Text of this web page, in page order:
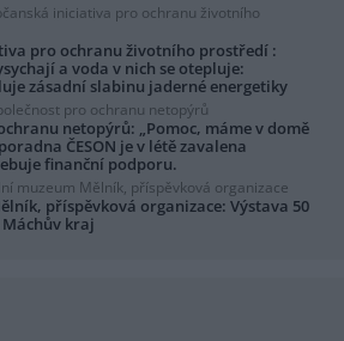
iniciativa pro ochranu životního
pro ochranu životního prostředí :
a voda v nich se otepluje:
zásadní slabinu jaderné energetiky
pro ochranu netopýrů
netopýrů: „Pomoc, máme v domě
ČESON je v létě zavalena
finanční podporu.
muzeum Mělník, příspěvková organizace
příspěvková organizace: Výstava 50
Máchův kraj